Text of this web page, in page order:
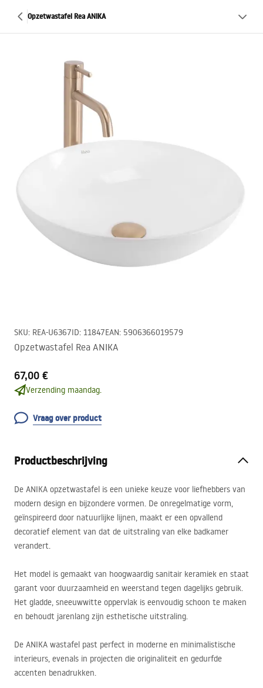
Opzetwastafel Rea ANIKA
SKU: REA-U6367ID: 11847EAN: 5906366019579
Opzetwastafel Rea ANIKA
67,00 €
Verzending maandag.
Vraag over product
Productbeschrijving
De ANIKA opzetwastafel is een unieke keuze voor liefhebbers van
modern design en bijzondere vormen. De onregelmatige vorm,
geïnspireerd door natuurlijke lijnen, maakt er een opvallend
decoratief element van dat de uitstraling van elke badkamer
verandert.
Het model is gemaakt van hoogwaardig sanitair keramiek en staat
garant voor duurzaamheid en weerstand tegen dagelijks gebruik.
Het gladde, sneeuwwitte oppervlak is eenvoudig schoon te maken
en behoudt jarenlang zijn esthetische uitstraling.
De ANIKA wastafel past perfect in moderne en minimalistische
interieurs, evenals in projecten die originaliteit en gedurfde
accenten benadrukken.